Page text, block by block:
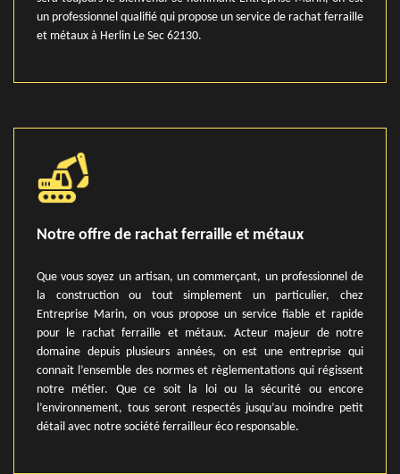
un professionnel qualifié qui propose un service de rachat ferraille
et métaux à Herlin Le Sec 62130.
Notre offre de rachat ferraille et métaux
Que vous soyez un artisan, un commerçant, un professionnel de
la construction ou tout simplement un particulier, chez
Entreprise Marin, on vous propose un service fiable et rapide
pour le rachat ferraille et métaux. Acteur majeur de notre
domaine depuis plusieurs années, on est une entreprise qui
connait l’ensemble des normes et règlementations qui régissent
notre métier. Que ce soit la loi ou la sécurité ou encore
l’environnement, tous seront respectés jusqu’au moindre petit
détail avec notre société ferrailleur éco responsable.